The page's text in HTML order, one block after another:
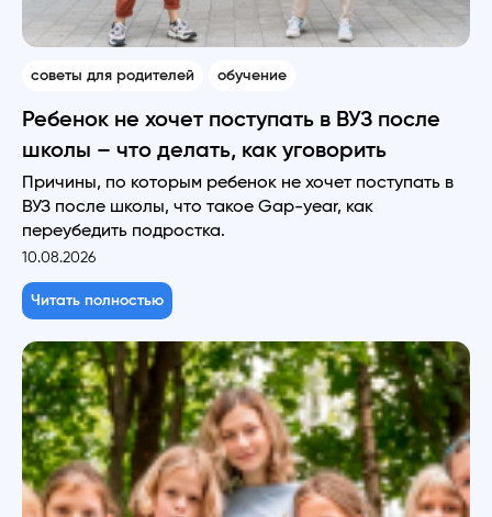
советы для родителей обучение
Ребенок не хочет поступать в ВУЗ после
школы – что делать, как уговорить
Причины, по которым ребенок не хочет поступать в
ВУЗ после школы, что такое Gap-year, как
переубедить подростка.
10.08.2026
Читать полностью